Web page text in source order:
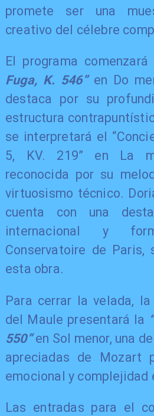
promete ser una
creativo del célebre
​El programa
Fuga, K. 546”en Do
destaca por su
estructura
se interpretará el
5, KV. 219” en La
reconocida por su
virtuosismo técnico.
cuenta con una
internacional y
Conservatoire de
esta obra.
​Para cerrar la velada,
del Maule presentará la
550”en Sol menor, una
apreciadas de Mozart
emocional y complejidad
​Las entradas para el